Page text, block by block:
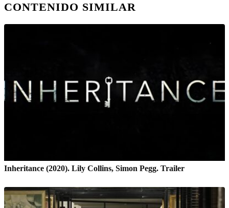
CONTENIDO SIMILAR
Inheritance (2020). Lily Collins, Simon Pegg. Trailer